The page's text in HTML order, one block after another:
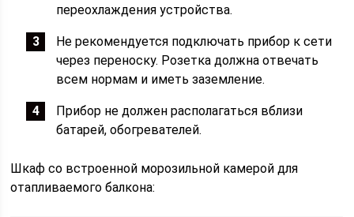
переохлаждения устройства.
Не рекомендуется подключать прибор к сети
через переноску. Розетка должна отвечать
всем нормам и иметь заземление.
Прибор не должен располагаться вблизи
батарей, обогревателей.
Шкаф со встроенной морозильной камерой для
отапливаемого балкона: